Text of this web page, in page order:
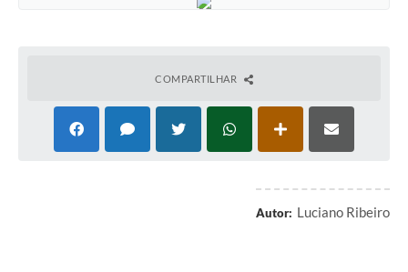
COMPARTILHAR
Autor: Luciano Ribeiro